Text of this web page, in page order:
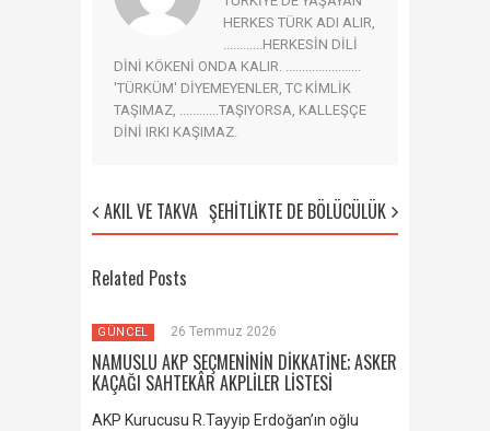
HERKES TÜRK ADI ALIR,
............HERKESİN DİLİ
DİNİ KÖKENİ ONDA KALIR. .......................
'TÜRKÜM' DİYEMEYENLER, TC KİMLİK
TAŞIMAZ, ............TAŞIYORSA, KALLEŞÇE
DİNİ IRKI KAŞIMAZ.
AKIL VE TAKVA ŞEHİTLİKTE DE BÖLÜCÜLÜK
Related Posts
GÜNCEL 26 Temmuz 2026
NAMUSLU AKP SEÇMENİNİN DİKKATİNE; ASKER
KAÇAĞI SAHTEKÂR AKPLİLER LİSTESİ
AKP Kurucusu R.Tayyip Erdoğan’ın oğlu